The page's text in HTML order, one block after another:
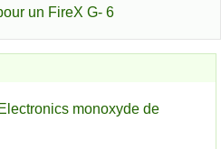
un FireX G- 6
monoxyde de